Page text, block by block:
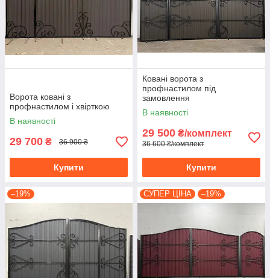
Ворота ковані з
профнастилом і хвірткою
В наявності
29 700 ₴ 36 900 ₴
Купити
Ковані ворота з
профнастилом під
замовлення
В наявності
29 500 ₴/комплект
36 600 ₴/комплект
Купити
–19% СУПЕР ЦІНА –19%